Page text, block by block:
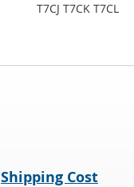
T7CJ T7CK T7CL
Shipping Cost